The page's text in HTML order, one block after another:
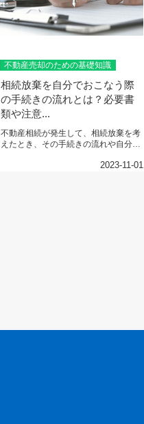
不動産売却のための基礎知識
相続放棄を自分でおこなう際
の手続きの流れとは？必要書
類や注意...
不動産相続が発生して、相続放棄を考
えたとき、その手続きの流れや自分で
2023-11-01